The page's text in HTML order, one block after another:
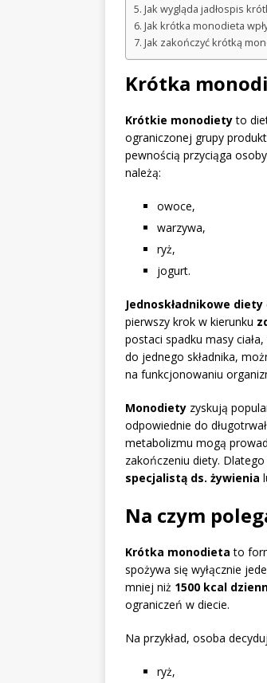
Jak wygląda jadłospis
Jak krótka monodieta
Jak zakończyć krótką
Krótka
Krótkie monodietyto
ograniczonej grupy
pewnością przyciąga
należą:
owoce,
warzywa,
ryż,
jogurt.
Jednoskładnikowe diety
pierwszy krok w kierunku
postaci spadku masy
do jednego składnika,
na funkcjonowaniu
Monodiety zyskują
odpowiednie do
metabolizmu mogą
zakończeniu diety.
specjalistą ds. żywienia
Na czym
Krótka monodieta to
spożywa się wyłącznie
mniej niż 1500 kcal
ograniczeń w diecie.
Na przykład, osoba
ryż,